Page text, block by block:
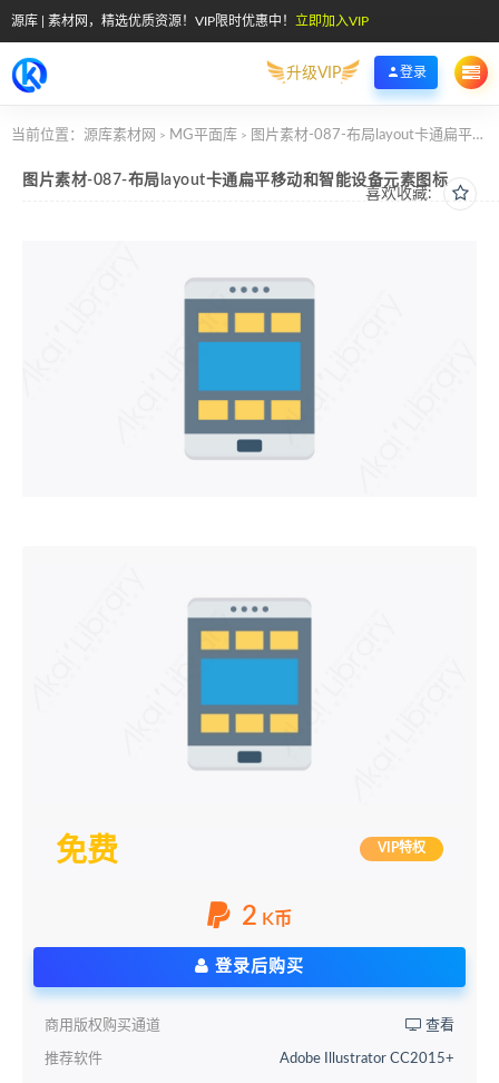
源库 | 素材网，精选优质资源！VIP限时优惠中！ 立即加入VIP
升级VIP 登录
当前位置： 源库素材网 > MG平面库 > 图片素材-087-布局layout卡通扁平移动和智能设备元素图标
喜欢收藏:
图片素材-087-布局layout卡通扁平移动和智能设备元素图标
免费 VIP特权
2 K币
登录后购买
商用版权购买通道 查看
推荐软件 Adobe Illustrator CC2015+